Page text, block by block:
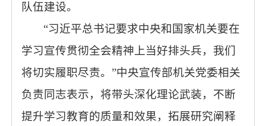
队伍建设。
“习近平总书记要求中央和国家机关要在
学习宣传贯彻全会精神上当好排头兵，我们
将切实履职尽责。”中央宣传部机关党委相关
负责同志表示，将带头深化理论武装，不断
提升学习教育的质量和效果，拓展研究阐释